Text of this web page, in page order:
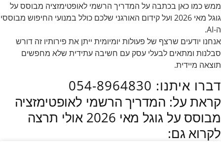
ממש כמו כאן בכתבה על המדריך הרשמי לאופטימזציה מבוסס על
גוגל מאי 2026 ועל קידום האורגני שלכם כולל במנועי החיפוש מבוססי
ה-AI.
אנחנו יודעים שרצף של פעולות יומיומית ייתן את פירותיו זה דורש
סבלנות ומתאים לבעלי עסק עם חשיבה עתידית שלא מחפשים
תוצאה מיידית.
דברו איתנו: 054-8964830
קראת על: המדריך הרשמי לאופטימזציה
מבוסס על גוגל מאי 2026 אולי תרצה
לקרוא גם: